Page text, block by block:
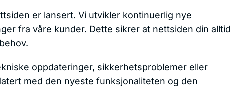
er lansert. Vi utvikler kontinuerlig nye
fra våre kunder. Dette sikrer at nettsiden din alltid
oppdateringer, sikkerhetsproblemer eller
med den nyeste funksjonaliteten og den